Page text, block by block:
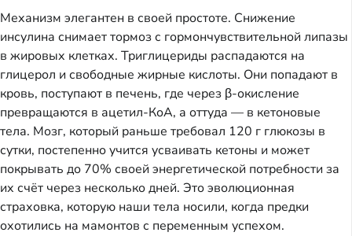
Механизм элегантен в своей простоте. Снижение
инсулина снимает тормоз с гормончувствительной липазы
в жировых клетках. Триглицериды распадаются на
глицерол и свободные жирные кислоты. Они попадают в
кровь, поступают в печень, где через β-окисление
превращаются в ацетил-КоА, а оттуда — в кетоновые
тела. Мозг, который раньше требовал 120 г глюкозы в
сутки, постепенно учится усваивать кетоны и может
покрывать до 70% своей энергетической потребности за
их счёт через несколько дней. Это эволюционная
страховка, которую наши тела носили, когда предки
охотились на мамонтов с переменным успехом.